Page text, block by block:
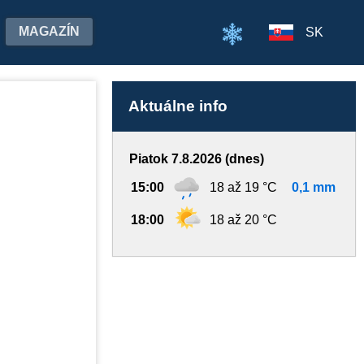
MAGAZÍN SK
Aktuálne info
Piatok 7.8.2026 (dnes)
15:00 18 až 19 °C 0,1 mm
18:00 18 až 20 °C